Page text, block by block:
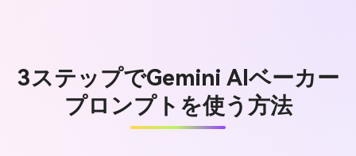
3ステップでGemini AIベーカー
プロンプトを使う方法